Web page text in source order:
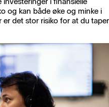
og kan både øke og minke i
det stor risiko for at du taper